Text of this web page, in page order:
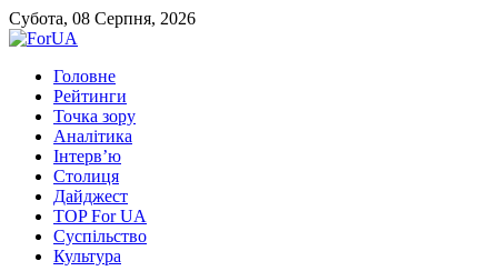
Субота, 08 Серпня, 2026
Головне
Рейтинги
Точка зору
Аналітика
Інтерв’ю
Столиця
Дайджест
TOP For UA
Суспiльство
Культура